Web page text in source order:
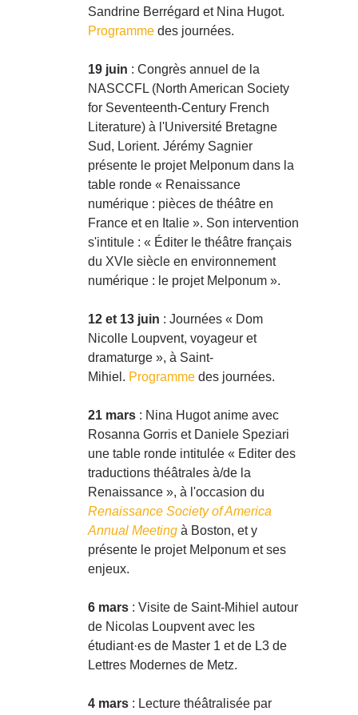
Sandrine Berrégard et Nina Hugot.
Programme des journées.
19 juin : Congrès annuel de la
NASCCFL (North American Society
for Seventeenth-Century French
Literature) à l'Université Bretagne
Sud, Lorient. Jérémy Sagnier
présente le projet Melponum dans la
table ronde « Renaissance
numérique : pièces de théâtre en
France et en Italie ». Son intervention
s'intitule : « Éditer le théâtre français
du XVIe siècle en environnement
numérique : le projet Melponum ».
12 et 13 juin : Journées « Dom
Nicolle Loupvent, voyageur et
dramaturge », à Saint-
Mihiel. Programme des journées.
21 mars : Nina Hugot anime avec
Rosanna Gorris et Daniele Speziari
une table ronde intitulée « Editer des
traductions théâtrales à/de la
Renaissance », à l'occasion du
Renaissance Society of America
Annual Meeting à Boston, et y
présente le projet Melponum et ses
enjeux.
6 mars : Visite de Saint-Mihiel autour
de Nicolas Loupvent avec les
étudiant·es de Master 1 et de L3 de
Lettres Modernes de Metz.
4 mars : Lecture théâtralisée par